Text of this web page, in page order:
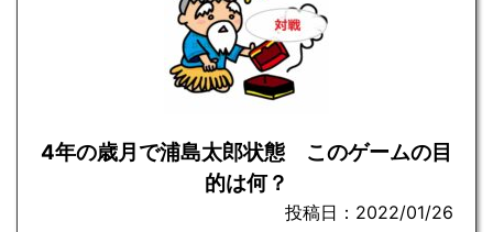
4年の歳月で浦島太郎状態 このゲームの目
的は何？
投稿日：2022/01/26